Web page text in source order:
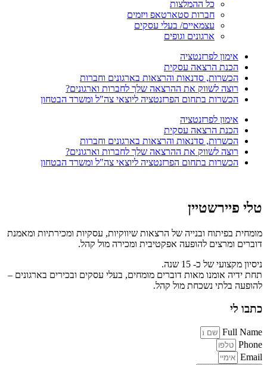
כל ההמלצות
חברות סטארטאפ ויזמים
עצמאיים/ בעלי עסקים
ארגונים וגופים
אימון לפרזנטציה
הכנת הרצאה עסקית
הכשרות, סדנאות והרצאות בארגונים וחברות
רוצה לשווק את ההרצאה שלך לחברות וארגונים?
הכשרות בתחום הפרזנטציה ליוצאי צה"ל ומשרד הבטחון
אימון לפרזנטציה
הכנת הרצאה עסקית
הכשרות, סדנאות והרצאות בארגונים וחברות
רוצה לשווק את ההרצאה שלך לחברות וארגונים?
הכשרות בתחום הפרזנטציה ליוצאי צה"ל ומשרד הבטחון
טלי פיירשטיין
מומחית בפיתוח ובנייה של הרצאות שיווקיות, עסקיות ומכירתיות ומאמנת
דוברים ומרצים להופעה אפקטיבית ומכירה מול קהל.
ניסיון מקצועי של כ- 15 שנה.
תחת ידיה אומנו מאות דוברים מומחים, בעלי עסקים ובכירים בארגונים –
להופעה בלתי נשכחת מול קהל.
כתבו לי
Full Name
Phone
Email